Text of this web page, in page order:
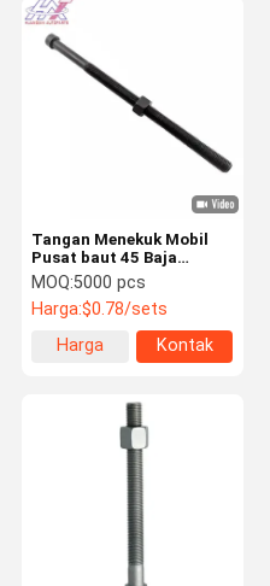
Tangan Menekuk Mobil
Pusat baut 45 Baja
Dengan Benang kasar
MOQ:5000 pcs
Harga:$0.78/sets
Harga
Kontak